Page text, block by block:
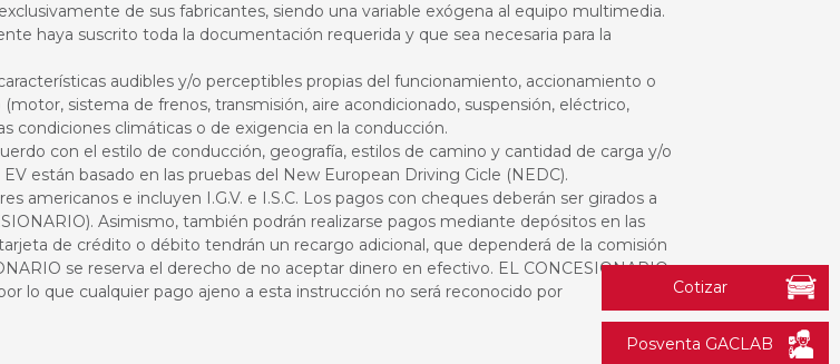
Cotizar
Posventa GACLAB
de sus fabricantes, siendo una variable exógena al equipo multimedia.
haya suscrito toda la documentación requerida y que sea necesaria para la
audibles y/o perceptibles propias del funcionamiento, accionamiento o
sistema de frenos, transmisión, aire acondicionado, suspensión, eléctrico,
condiciones climáticas o de exigencia en la conducción.
con el estilo de conducción, geografía, estilos de camino y cantidad de carga y/o
están basado en las pruebas del New European Driving Cicle (NEDC).
americanos e incluyen I.G.V. e I.S.C. Los pagos con cheques deberán ser girados a
Asimismo, también podrán realizarse pagos mediante depósitos en las
de crédito o débito tendrán un recargo adicional, que dependerá de la comisión
se reserva el derecho de no aceptar dinero en efectivo. EL CONCESIONARIO
lo que cualquier pago ajeno a esta instrucción no será reconocido por